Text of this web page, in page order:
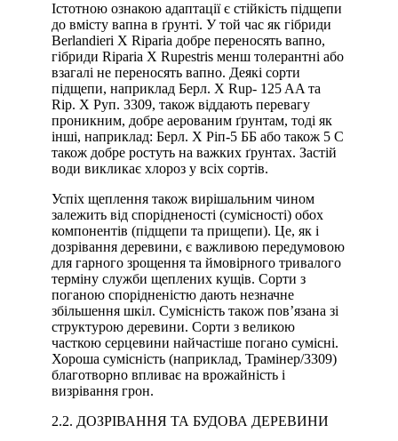
Істотною ознакою адаптації є стійкість підщепи
до вмісту вапна в ґрунті. У той час як гібриди
Berlandieri X Riparia добре переносять вапно,
гібриди Riparia X Rupestris менш толерантні або
взагалі не переносять вапно. Деякі сорти
підщепи, наприклад Берл. X Rup- 125 AA та
Rip. X Руп. 3309, також віддають перевагу
проникним, добре аерованим ґрунтам, тоді як
інші, наприклад: Берл. Х Ріп-5 ББ або також 5 С
також добре ростуть на важких ґрунтах. Застій
води викликає хлороз у всіх сортів.
Успіх щеплення також вирішальним чином
залежить від спорідненості (сумісності) обох
компонентів (підщепи та прищепи). Це, як і
дозрівання деревини, є важливою передумовою
для гарного зрощення та ймовірного тривалого
терміну служби щеплених кущів. Сорти з
поганою спорідненістю дають незначне
збільшення шкіл. Сумісність також пов’язана зі
структурою деревини. Сорти з великою
часткою серцевини найчастіше погано сумісні.
Хороша сумісність (наприклад, Трамінер/3309)
благотворно впливає на врожайність і
визрівання грон.
2.2. ДОЗРІВАННЯ ТА БУДОВА ДЕРЕВИНИ